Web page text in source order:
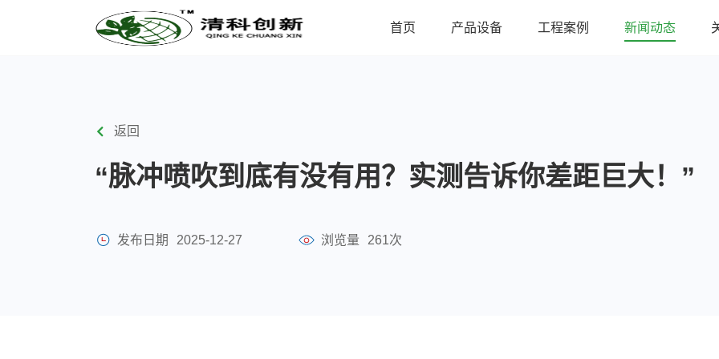
首页 产品设备 工程案例 新闻动态
返回
“脉冲喷吹到底有没有用？实测告诉你差距巨大！”
发布日期 2025-12-27 浏览量 261次